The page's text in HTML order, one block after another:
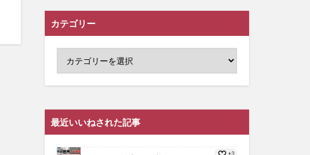
カテゴリー
最近いいねされた記事